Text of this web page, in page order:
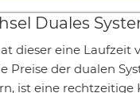
Duales
dieser eine Laufzeit
Preise der dualen
ist eine rechtzeitige